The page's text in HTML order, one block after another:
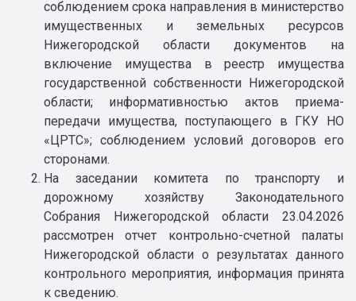
соблюдением срока направления в министерство
имущественных и земельных ресурсов
Нижегородской области документов на
включение имущества в реестр имущества
государственной собственности Нижегородской
области; информативностью актов приема-
передачи имущества, поступающего в ГКУ НО
«ЦРТС»; соблюдением условий договоров его
сторонами.
На заседании комитета по транспорту и
дорожному хозяйству Законодательного
Собрания Нижегородской области 23.04.2026
рассмотрен отчет контрольно-счетной палаты
Нижегородской области о результатах данного
контрольного мероприятия, информация принята
к сведению.